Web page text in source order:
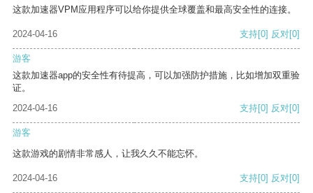
这款加速器VPM应用程序可以给你提供全球覆盖和最高安全性的连接。
2024-04-16 支持[0] 反对[0]
游客
这款加速器app的安全性有待提高，可以加强防护措施，比如增加双重验
证。
2024-04-16
支持[0] 反对[0]
游客
这款游戏的剧情非常感人，让我久久不能忘怀。
2024-04-16 支持[0] 反对[0]